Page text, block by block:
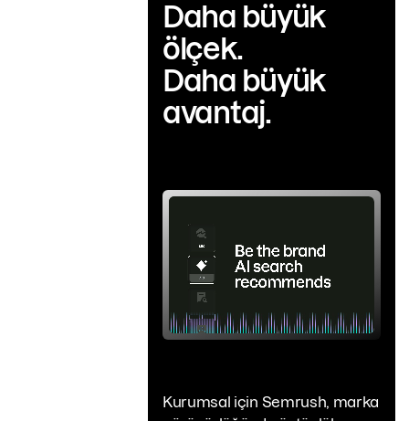
Daha büyük
ölçek.
Daha büyük
avantaj.
Kurumsal için Semrush, marka